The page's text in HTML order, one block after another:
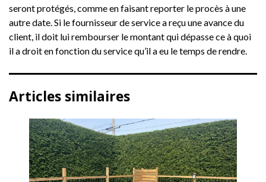
seront protégés, comme en faisant reporter le procès à une
autre date. Si le fournisseur de service a reçu une avance du
client, il doit lui rembourser le montant qui dépasse ce à quoi
il a droit en fonction du service qu’il a eu le temps de rendre.
Articles similaires